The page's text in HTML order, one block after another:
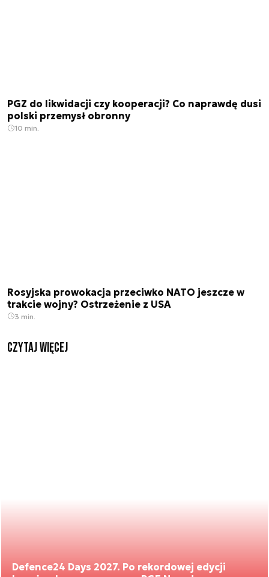
PGZ do likwidacji czy kooperacji? Co naprawdę dusi
polski przemysł obronny
10 min.
Rosyjska prowokacja przeciwko NATO jeszcze w
trakcie wojny? Ostrzeżenie z USA
3 min.
czytaj więcej
Defence24 Days 2027. Po rekordowej edycji